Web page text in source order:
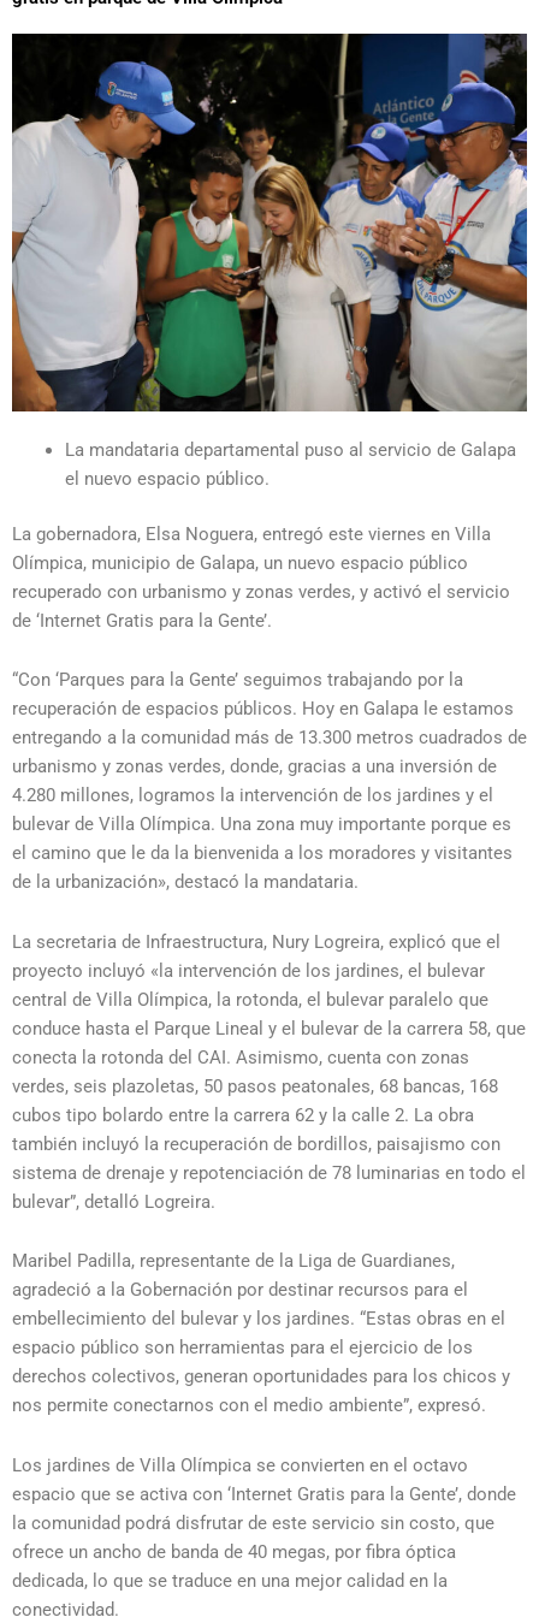
La mandataria departamental puso al servicio de Galapa
el nuevo espacio público.
La gobernadora, Elsa Noguera, entregó este viernes en Villa
Olímpica, municipio de Galapa, un nuevo espacio público
recuperado con urbanismo y zonas verdes, y activó el servicio
de ‘Internet Gratis para la Gente’.
“Con ‘Parques para la Gente’ seguimos trabajando por la
recuperación de espacios públicos. Hoy en Galapa le estamos
entregando a la comunidad más de 13.300 metros cuadrados de
urbanismo y zonas verdes, donde, gracias a una inversión de
4.280 millones, logramos la intervención de los jardines y el
bulevar de Villa Olímpica. Una zona muy importante porque es
el camino que le da la bienvenida a los moradores y visitantes
de la urbanización», destacó la mandataria.
La secretaria de Infraestructura, Nury Logreira, explicó que el
proyecto incluyó «la intervención de los jardines, el bulevar
central de Villa Olímpica, la rotonda, el bulevar paralelo que
conduce hasta el Parque Lineal y el bulevar de la carrera 58, que
conecta la rotonda del CAI. Asimismo, cuenta con zonas
verdes, seis plazoletas, 50 pasos peatonales, 68 bancas, 168
cubos tipo bolardo entre la carrera 62 y la calle 2. La obra
también incluyó la recuperación de bordillos, paisajismo con
sistema de drenaje y repotenciación de 78 luminarias en todo el
bulevar”, detalló Logreira.
Maribel Padilla, representante de la Liga de Guardianes,
agradeció a la Gobernación por destinar recursos para el
embellecimiento del bulevar y los jardines. “Estas obras en el
espacio público son herramientas para el ejercicio de los
derechos colectivos, generan oportunidades para los chicos y
nos permite conectarnos con el medio ambiente”, expresó.
Los jardines de Villa Olímpica se convierten en el octavo
espacio que se activa con ‘Internet Gratis para la Gente’, donde
la comunidad podrá disfrutar de este servicio sin costo, que
ofrece un ancho de banda de 40 megas, por fibra óptica
dedicada, lo que se traduce en una mejor calidad en la
conectividad.